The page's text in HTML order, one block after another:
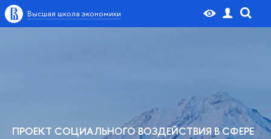
Высшая школа экономики
ПРОЕКТ СОЦИАЛЬНОГО ВОЗДЕЙСТВИЯ В СФЕРЕ